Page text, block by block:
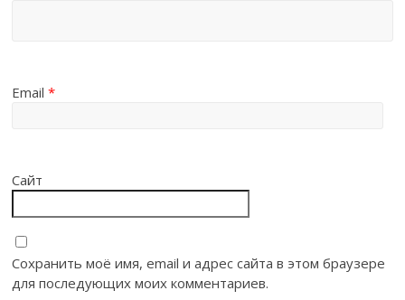
Email*
Сайт
Сохранить моё имя, email и адрес сайта в этом браузере
для последующих моих комментариев.